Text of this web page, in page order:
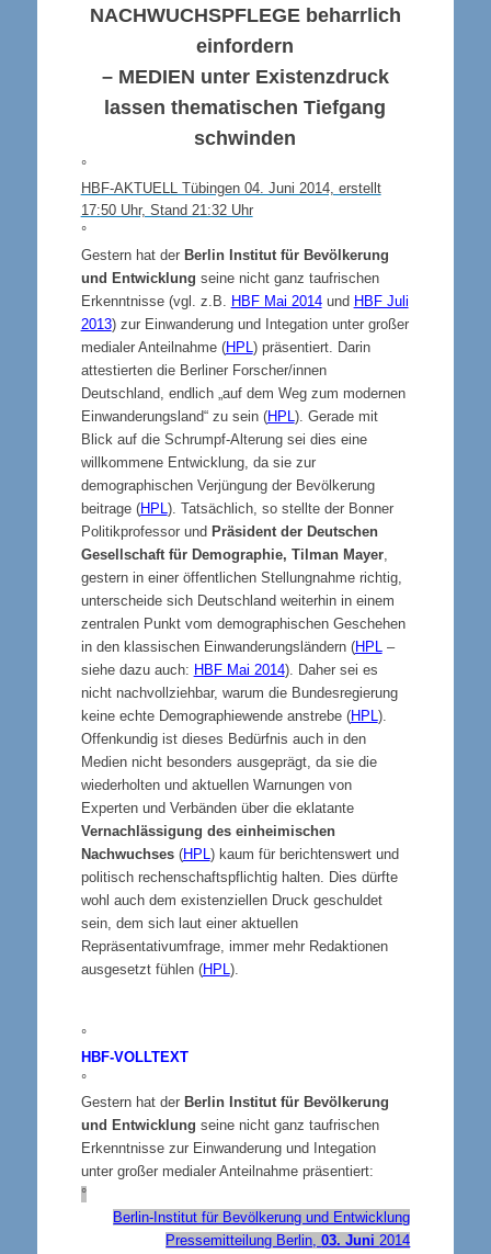
NACHWUCHSPFLEGEbeharrlich
einfordern
– MEDIEN unter Existenzdruck
lassen thematischen Tiefgang
schwinden
°
HBF-AKTUELL Tübingen 04. Juni 2014, erstellt
17:50 Uhr, Stand 21:32 Uhr
°
Gestern hat der Berlin Institut für Bevölkerung
und Entwicklung seine nicht ganz taufrischen
Erkenntnisse (vgl. z.B. HBF Mai 2014und HBF Juli
2013) zur Einwanderung und Integation unter großer
medialer Anteilnahme (HPL ) präsentiert. Darin
attestierten die Berliner Forscher/innen
Deutschland, endlich „auf dem Weg zum modernen
Einwanderungsland“ zu sein (HPL ). Gerade mit
Blick auf die Schrumpf-Alterung sei dies eine
willkommene Entwicklung, da sie zur
demographischen Verjüngung der Bevölkerung
beitrage (HPL ). Tatsächlich, so stellte der Bonner
Politikprofessor und Präsident der Deutschen
Gesellschaft für Demographie, Tilman Mayer,
gestern in einer öffentlichen Stellungnahme richtig,
unterscheide sich Deutschland weiterhin in einem
zentralen Punkt vom demographischen Geschehen
in den klassischen Einwanderungsländern (HPL –
siehe dazu auch: HBF Mai 2014). Daher sei es
nicht nachvollziehbar, warum die Bundesregierung
keine echte Demographiewende anstrebe (HPL ).
Offenkundig ist dieses Bedürfnis auch in den
Medien nicht besonders ausgeprägt, da sie die
wiederholten und aktuellen Warnungen von
Experten und Verbänden über die eklatante
Vernachlässigung des einheimischen
Nachwuchses(HPL ) kaum für berichtenswert und
politisch rechenschaftspflichtig halten. Dies dürfte
wohl auch dem existenziellen Druck geschuldet
sein, dem sich laut einer aktuellen
Repräsentativumfrage, immer mehr Redaktionen
ausgesetzt fühlen (HPL ).
°
HBF-VOLLTEXT
°
Gestern hat der Berlin Institut für Bevölkerung
und Entwicklung seine nicht ganz taufrischen
Erkenntnisse zur Einwanderung und Integation
unter großer medialer Anteilnahme präsentiert:
°
Berlin-Institut für Bevölkerung und Entwicklung
Pressemitteilung Berlin,03. Juni2014